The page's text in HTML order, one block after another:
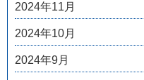
2024年11月
2024年10月
2024年9月